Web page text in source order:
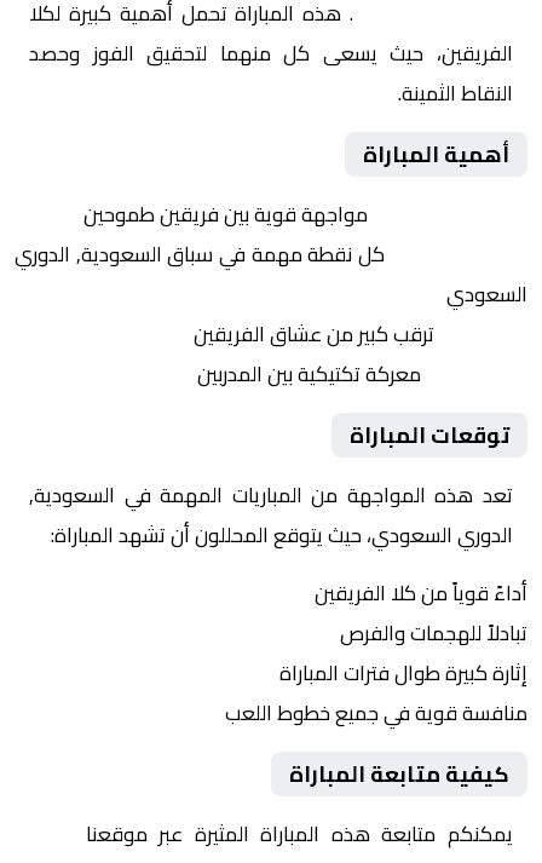
. هذه المباراة تحمل أهمية كبيرة لكلا
الفريقين، حيث يسعى كل منهما لتحقيق الفوز وحصد
النقاط الثمينة.
أهمية المباراة
مواجهة قوية بين فريقين طموحين
كل نقطة مهمة في سباق السعودية, الدوري
السعودي
ترقب كبير من عشاق الفريقين
معركة تكتيكية بين المدربين
توقعات المباراة
تعد هذه المواجهة من المباريات المهمة في السعودية,
الدوري السعودي، حيث يتوقع المحللون أن تشهد المباراة:
أداءً قوياً من كلا الفريقين
تبادلاً للهجمات والفرص
إثارة كبيرة طوال فترات المباراة
منافسة قوية في جميع خطوط اللعب
كيفية متابعة المباراة
يمكنكم متابعة هذه المباراة المثيرة عبر موقعنا